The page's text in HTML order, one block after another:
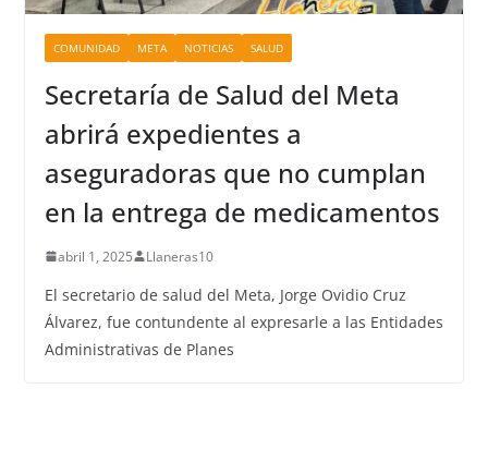
COMUNIDAD META NOTICIAS SALUD
Secretaría de Salud del Meta
abrirá expedientes a
aseguradoras que no cumplan
en la entrega de medicamentos
abril 1, 2025 Llaneras10
El secretario de salud del Meta, Jorge Ovidio Cruz
Álvarez, fue contundente al expresarle a las Entidades
Administrativas de Planes